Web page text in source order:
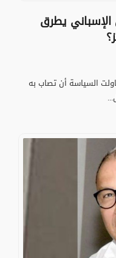
الإسباني يطرق
السياسة أن تصاب به